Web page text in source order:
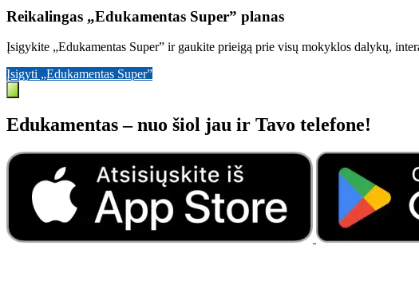
Reikalingas „Edukamentas Super” planas
Įsigykite „Edukamentas Super” ir gaukite prieigą prie visų mokyklos dalykų,
Įsigyti „Edukamentas Super”
Edukamentas – nuo šiol jau ir Tavo telefone!